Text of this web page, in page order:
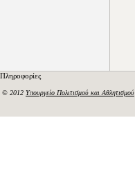
Πληροφορίες
© 2012 Υπουργείο Πολιτισμού και Αθλητισμού